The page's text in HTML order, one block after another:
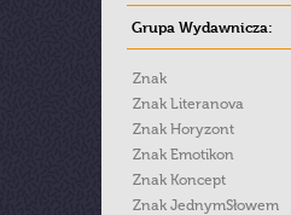
Grupa Wydawnicza:
Znak
Znak Literanova
Znak Horyzont
Znak Emotikon
Znak Koncept
Znak JednymSłowem